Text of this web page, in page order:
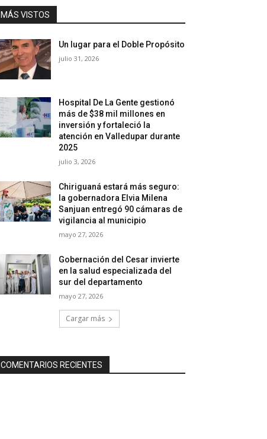
MÁS VISTOS
Un lugar para el Doble Propósito
julio 31, 2026
Hospital De La Gente gestionó
más de $38 mil millones en
inversión y fortaleció la
atención en Valledupar durante
2025
julio 3, 2026
Chiriguaná estará más seguro:
la gobernadora Elvia Milena
Sanjuan entregó 90 cámaras de
vigilancia al municipio
mayo 27, 2026
Gobernación del Cesar invierte
en la salud especializada del
sur del departamento
mayo 27, 2026
Cargar más
COMENTARIOS RECIENTES